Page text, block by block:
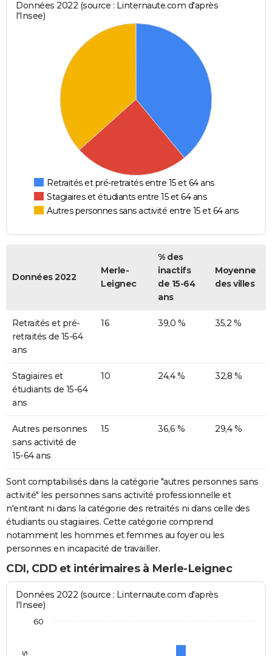
Données 2022 (source : Linternaute.com d'après
l'Insee)
Retraités et pré-retraités entre 15 et 64 ans
Stagiaires et étudiants entre 15 et 64 ans
Autres personnes sans activité entre 15 et 64 ans
Données 2022
Merle-
Leignec
% des
inactifs
de 15-64
ans
Moyenne
des villes
Retraités et pré-
retraités de 15-64
ans
16 39,0 % 35,2 %
Stagiaires et
étudiants de 15-64
ans
10 24,4 % 32,8 %
Autres personnes
sans activité de
15-64 ans
15 36,6 % 29,4 %
Sont comptabilisés dans la catégorie "autres personnes sans
activité" les personnes sans activité professionnelle et
n'entrant ni dans la catégorie des retraités ni dans celle des
étudiants ou stagiaires. Cette catégorie comprend
notamment les hommes et femmes au foyer ou les
personnes en incapacité de travailler.
CDI, CDD et intérimaires à Merle-Leignec
Données 2022 (source : Linternaute.com d'après
l'Insee)
60